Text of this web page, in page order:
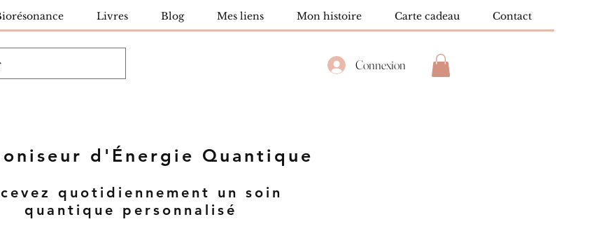
Livres Blog Mes liens Mon histoire Carte cadeau Contact
Connexion
d'Énergie Quantique
quotidiennement un soin
quantique personnalisé